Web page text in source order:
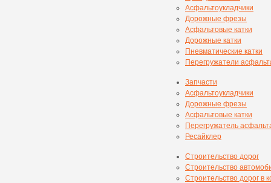
Асфальтоукладчики
Дорожные фрезы
Асфальтовые катки
Дорожные катки
Пневматические катки
Перегружатели
Запчасти
Асфальтоукладчики
Дорожные фрезы
Асфальтовые катки
Перегружатель
Ресайклер
Строительство дорог
Строительство
Строительство дорог в